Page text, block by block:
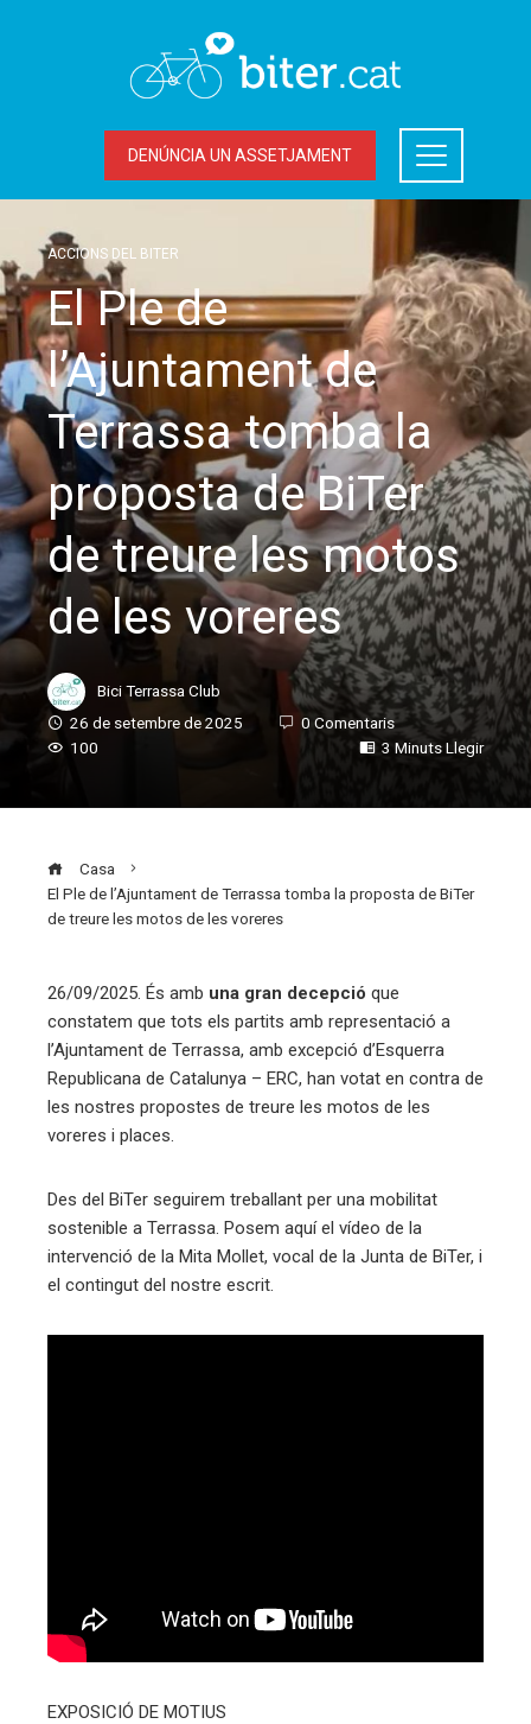
DENÚNCIA UN ASSETJAMENT
ACCIONS DEL BITER
El Ple de
l’Ajuntament de
Terrassa tomba la
proposta de BiTer
de treure les motos
de les voreres
Bici Terrassa Club
26 de setembre de 2025
0 Comentaris
100
3 Minuts Llegir
Casa
El Ple de l’Ajuntament de Terrassa tomba la proposta de BiTer
de treure les motos de les voreres
26/09/2025. És amb una gran decepció que
constatem que tots els partits amb representació a
l’Ajuntament de Terrassa, amb excepció d’Esquerra
Republicana de Catalunya – ERC, han votat en contra de
les nostres propostes de treure les motos de les
voreres i places.
Des del BiTer seguirem treballant per una mobilitat
sostenible a Terrassa. Posem aquí el vídeo de la
intervenció de la Mita Mollet, vocal de la Junta de BiTer, i
el contingut del nostre escrit.
EXPOSICIÓ DE MOTIUS